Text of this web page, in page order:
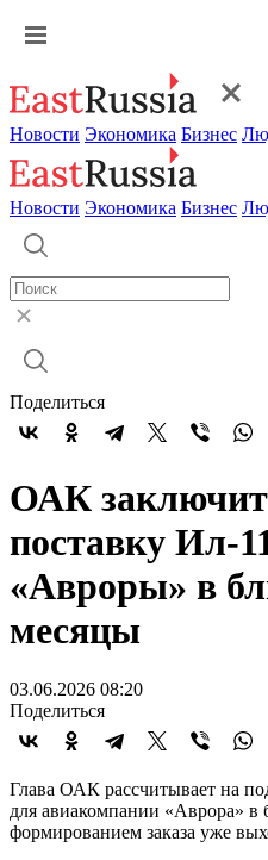
Новости Экономика Бизнес
Новости Экономика Бизнес
Поделиться
ОАК
поставку Ил-
«Авроры» в
месяцы
03.06.2026 08:20
Поделиться
Глава ОАК рассчитывает на
для авиакомпании «Аврора»
формированием заказа уже